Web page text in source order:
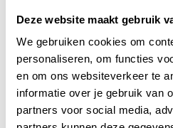
Deze website maakt gebruik
We gebruiken cookies om
personaliseren, om functies
en om ons websiteverkeer te
informatie over je gebruik van
partners voor social media,
epicentrum van mannelijke kracht
ontmoetingsplaats van alle energie in
man in staat bent om een evenwicht
geven en de oude pijnen rondom
zekerheid kunt helen, ontstaat er
mannelijke oer energie. Met deze
(on-)machtsgedreven ego en maak je